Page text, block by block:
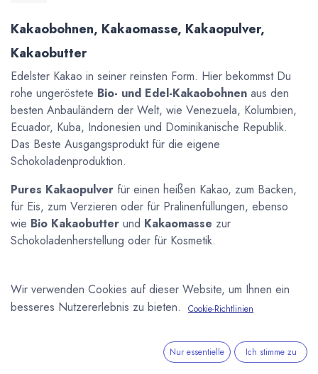
Kakaobohnen, Kakaomasse, Kakaopulver,
Kakaobutter
Edelster Kakao in seiner reinsten Form. Hier bekommst Du
rohe ungeröstete Bio- und Edel-Kakaobohnen aus den
besten Anbauländern der Welt, wie Venezuela, Kolumbien,
Ecuador, Kuba, Indonesien und Dominikanische Republik.
Das Beste Ausgangsprodukt für die eigene
Schokoladenproduktion.
Pures Kakaopulver für einen heißen Kakao, zum Backen,
für Eis, zum Verzieren oder für Pralinenfüllungen, ebenso
wie Bio Kakaobutter und Kakaomasse zur
Schokoladenherstellung oder für Kosmetik.
Wir verwenden Cookies auf dieser Website, um Ihnen ein
besseres Nutzererlebnis zu bieten.
Cookie-Richtlinien
Nur essentielle Ich stimme zu